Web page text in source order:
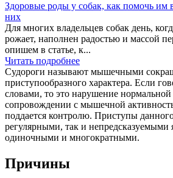
Здоровые роды у собак, как помочь им
них
Для многих владельцев собак день,
рожает, наполнен радостью и массой
опишем в статье, к...
Читать подробнее
Судороги называют мышечными
приступообразного характера. Если
словами, то это нарушение нормальной
сопровождении с мышечной
поддается контролю. Приступы
регулярными, так и непредсказуемыми
одиночными и многократными.
Причины